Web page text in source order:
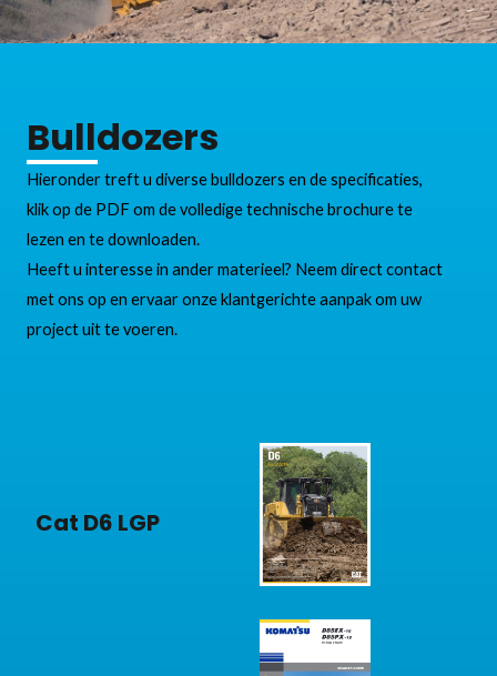
Bulldozers
Hieronder treft u diverse bulldozers en de specificaties,
klik op de PDF om de volledige technische brochure te
lezen en te downloaden.
Heeft u interesse in ander materieel? Neem direct contact
met ons op en ervaar onze klantgerichte aanpak om uw
project uit te voeren.
Cat D6 LGP